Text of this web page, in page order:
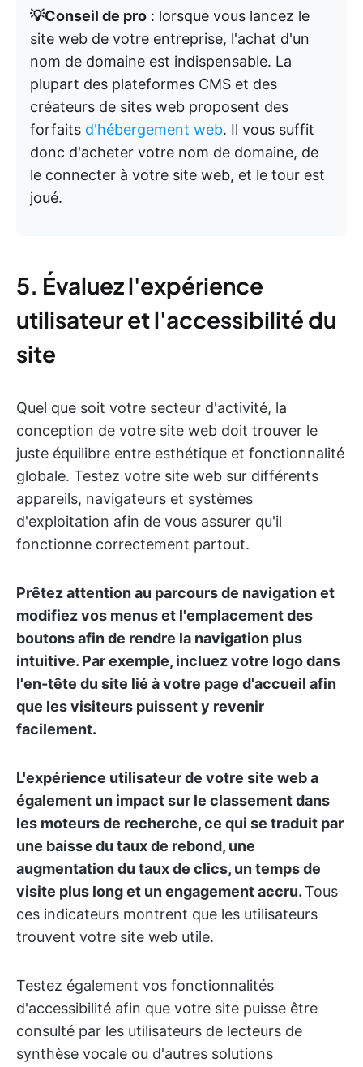
💡Conseil de pro : lorsque vous lancez le
site web de votre entreprise, l'achat d'un
nom de domaine est indispensable. La
plupart des plateformes CMS et des
créateurs de sites web proposent des
forfaits d'hébergement web. Il vous suffit
donc d'acheter votre nom de domaine, de
le connecter à votre site web, et le tour est
joué.
5. Évaluez l'expérience
utilisateur et l'accessibilité du
site
Quel que soit votre secteur d'activité, la
conception de votre site web doit trouver le
juste équilibre entre esthétique et fonctionnalité
globale. Testez votre site web sur différents
appareils, navigateurs et systèmes
d'exploitation afin de vous assurer qu'il
fonctionne correctement partout.
Prêtez attention au parcours de navigation et
modifiez vos menus et l'emplacement des
boutons afin de rendre la navigation plus
intuitive. Par exemple, incluez votre logo dans
l'en-tête du site lié à votre page d'accueil afin
que les visiteurs puissent y revenir
facilement.
L'expérience utilisateur de votre site web a
également un impact sur le classement dans
les moteurs de recherche, ce qui se traduit par
une baisse du taux de rebond, une
augmentation du taux de clics, un temps de
visite plus long et un engagement accru.Tous
ces indicateurs montrent que les utilisateurs
trouvent votre site web utile.
Testez également vos fonctionnalités
d'accessibilité afin que votre site puisse être
consulté par les utilisateurs de lecteurs de
synthèse vocale ou d'autres solutions